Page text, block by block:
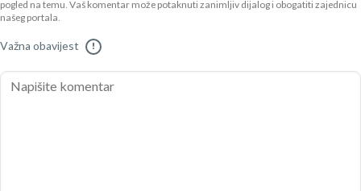
pogled na temu. Vaš komentar može potaknuti zanimljiv dijalog i obogatiti zajednicu
našeg portala.
Važna obavijest !